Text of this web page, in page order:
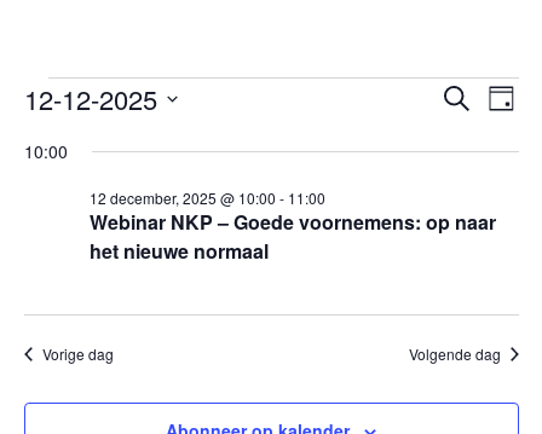
Evenementen
in
december,
2025
Zoeken
Dag
12-12-2025
een
datum.
10:00
Webinar NKP – Goede voornemens: op naar
het nieuwe normaal
12 december, 2025 @ 10:00 - 11:00
Vorige dag Volgende dag